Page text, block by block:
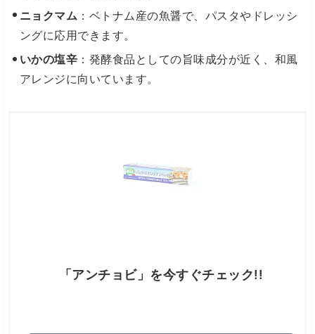
ニョクマム ：ベトナム産の魚醤で、パスタやドレッシ
ングに応用できます。
いかの塩辛 ：発酵食品としての旨味成分が近く、和風
アレンジに向いています。
「アンチョビ」を今すぐチェック!!